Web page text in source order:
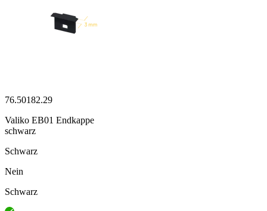
76.50182.29
Valiko EB01 Endkappe
schwarz
Schwarz
Nein
Schwarz